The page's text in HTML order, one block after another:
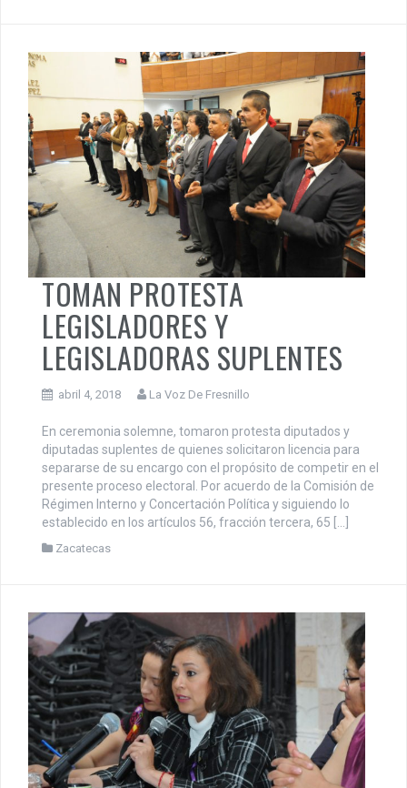
TOMAN PROTESTA
LEGISLADORES Y
LEGISLADORAS SUPLENTES
abril 4, 2018 La Voz De Fresnillo
En ceremonia solemne, tomaron protesta diputados y
diputadas suplentes de quienes solicitaron licencia para
separarse de su encargo con el propósito de competir en el
presente proceso electoral. Por acuerdo de la Comisión de
Régimen Interno y Concertación Política y siguiendo lo
establecido en los artículos 56, fracción tercera, 65 […]
Zacatecas